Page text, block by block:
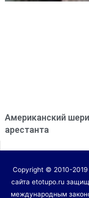
Американский
арестанта
Copyright © 2010-
сайта etotupo.ru
международным